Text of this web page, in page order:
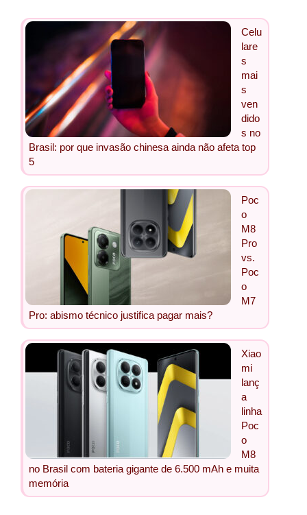
Celu
lare
s
mai
s
ven
dido
s no
Brasil: por que invasão chinesa ainda não afeta top
5
Poc
o
M8
Pro
vs.
Poc
o
M7
Pro: abismo técnico justifica pagar mais?
Xiao
mi
lanç
a
linha
Poc
o
M8
no Brasil com bateria gigante de 6.500 mAh e muita
memória